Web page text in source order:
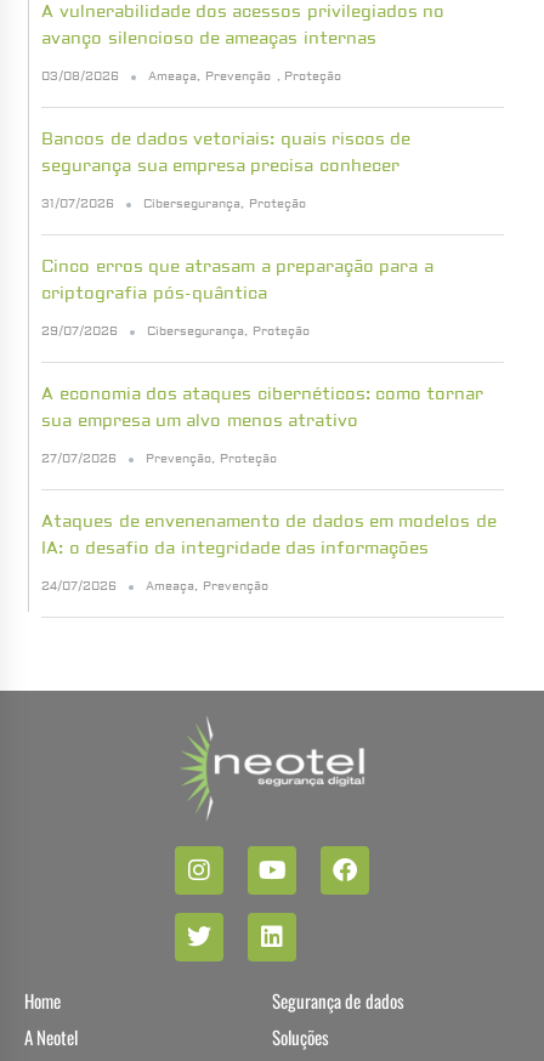
A vulnerabilidade dos acessos privilegiados no
avanço silencioso de ameaças internas
03/08/2026 Ameaça, Prevenção , Proteção
Bancos de dados vetoriais: quais riscos de
segurança sua empresa precisa conhecer
31/07/2026 Cibersegurança, Proteção
Cinco erros que atrasam a preparação para a
criptografia pós-quântica
29/07/2026 Cibersegurança, Proteção
A economia dos ataques cibernéticos: como tornar
sua empresa um alvo menos atrativo
27/07/2026 Prevenção, Proteção
Ataques de envenenamento de dados em modelos de
IA: o desafio da integridade das informações
24/07/2026 Ameaça, Prevenção
Home
A Neotel
Segurança de dados
Soluções